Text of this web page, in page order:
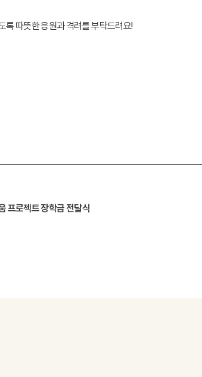
록 따뜻한 응원과 격려를 부탁드려요!
프로젝트 장학금 전달식